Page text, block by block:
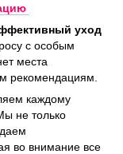
уход
с особым
места
рекомендациям.
каждому
не только
во внимание все